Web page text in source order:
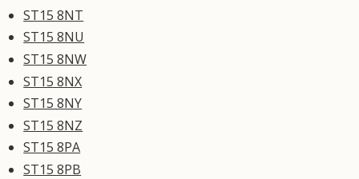
ST15 8NT
ST15 8NU
ST15 8NW
ST15 8NX
ST15 8NY
ST15 8NZ
ST15 8PA
ST15 8PB